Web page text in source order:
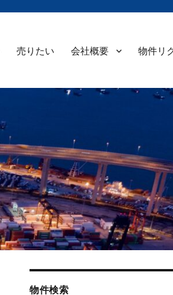
売りたい 会社概要 物件リ
物件検索